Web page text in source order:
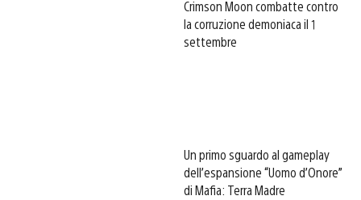
Crimson Moon combatte contro
la corruzione demoniaca il 1
settembre
Un primo sguardo al gameplay
dell’espansione “Uomo d’Onore”
di Mafia: Terra Madre